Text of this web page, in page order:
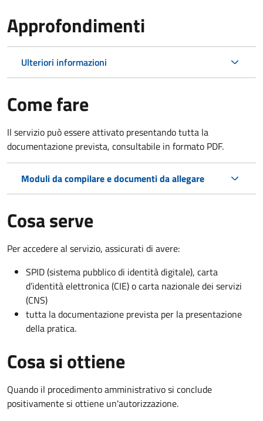
Approfondimenti
Ulteriori informazioni
Come fare
Il servizio può essere attivato presentando tutta la
documentazione prevista, consultabile in formato PDF.
Moduli da compilare e documenti da allegare
Cosa serve
Per accedere al servizio, assicurati di avere:
SPID (sistema pubblico di identità digitale), carta
d’identità elettronica (CIE) o carta nazionale dei servizi
(CNS)
tutta la documentazione prevista per la presentazione
della pratica.
Cosa si ottiene
Quando il procedimento amministrativo si conclude
positivamente si ottiene un'autorizzazione.